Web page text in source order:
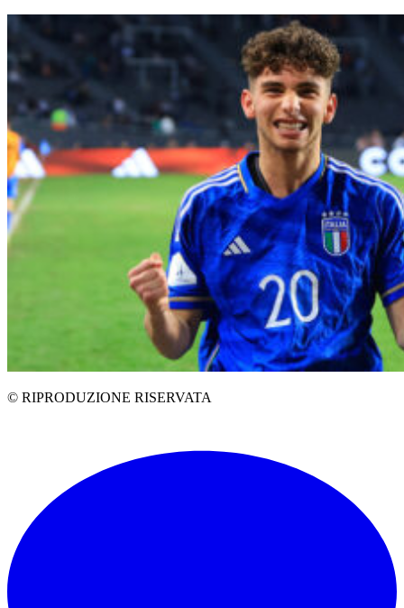
© RIPRODUZIONE RISERVATA